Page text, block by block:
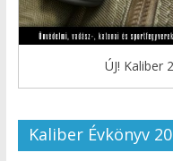
ÚJ! Kaliber
Kaliber Évkönyv